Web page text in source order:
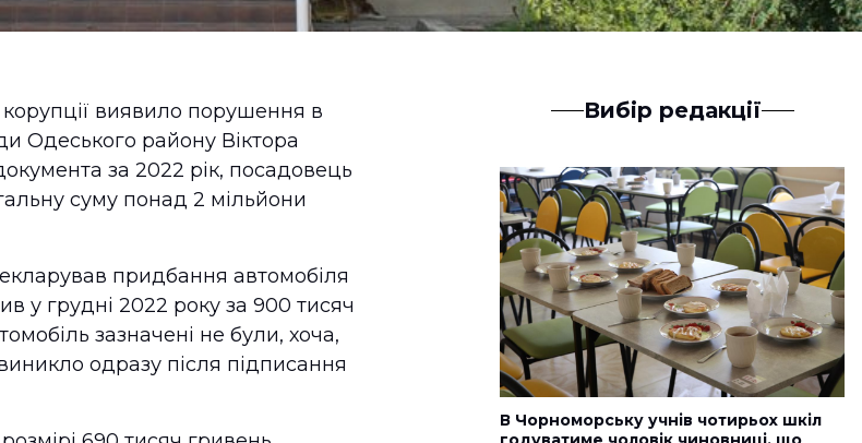
виявило порушення в
Одеського району Віктора
за 2022 рік, посадовець
суму понад 2 мільйони
придбання автомобіля
у грудні 2022 року за 900 тисяч
зазначені не були, хоча,
одразу після підписання
Вибір редакції
В Чорноморську учнів чотирьох шкіл